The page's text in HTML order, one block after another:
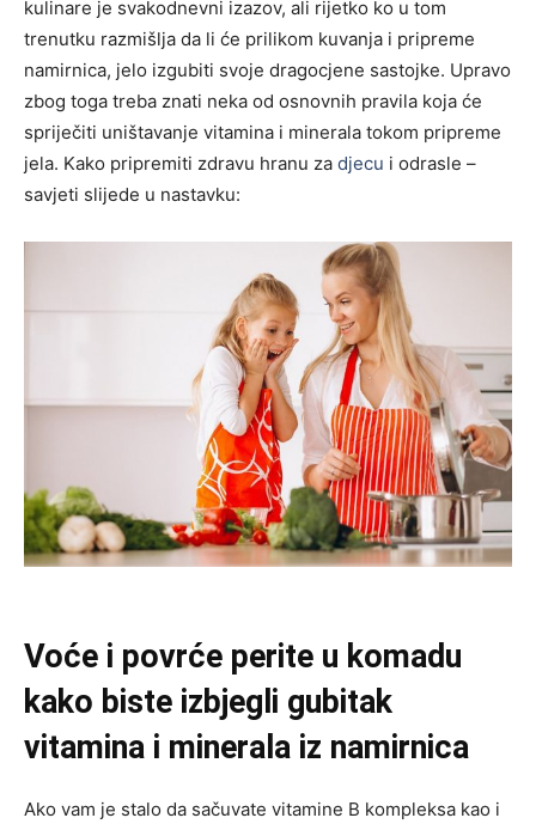
kulinare je svakodnevni izazov, ali rijetko ko u tom
trenutku razmišlja da li će prilikom kuvanja i pripreme
namirnica, jelo izgubiti svoje dragocjene sastojke. Upravo
zbog toga treba znati neka od osnovnih pravila koja će
spriječiti uništavanje vitamina i minerala tokom pripreme
jela. Kako pripremiti zdravu hranu za djecu i odrasle –
savjeti slijede u nastavku:
Voće i povrće perite u komadu
kako biste izbjegli gubitak
vitamina i minerala iz namirnica
Ako vam je stalo da sačuvate vitamine B kompleksa kao i